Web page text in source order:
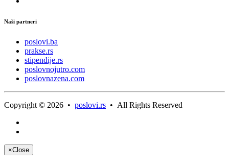
Naši partneri
poslovi.ba
prakse.rs
stipendije.rs
poslovnojutro.com
poslovnazena.com
Copyright © 2026 • poslovi.rs • All Rights Reserved
×Close